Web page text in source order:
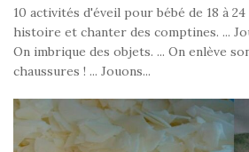
10 activités d'éveil pour bébé de 18 à
histoire et chanter des comptines. ...
On imbrique des objets. ... On enlève
chaussures ! ... Jouons...